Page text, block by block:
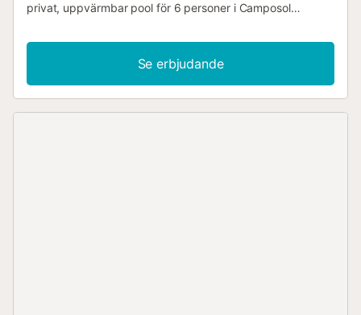
privat, uppvärmbar pool för 6 personer i Camposol
spanskt kvarter och kombinerar charmen av traditionell
spansk arkitektur med en modern interiör. Interiören
inkluderar ett mysigt vardagsrum och ett modernt kök
utrustat med de senaste apparaterna. Semesterhuset har
Se erbjudande